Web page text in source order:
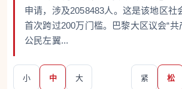
申请，涉及2058483人。这是该地区社
首次跨过200万门槛。巴黎大区议会“
公民左翼...
小 中 大 紧 松